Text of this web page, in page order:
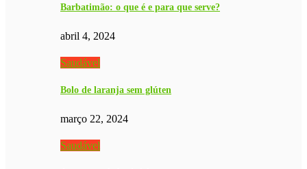
Barbatimão: o que é e para que serve?
abril 4, 2024
Saudável
Bolo de laranja sem glúten
março 22, 2024
Saudável